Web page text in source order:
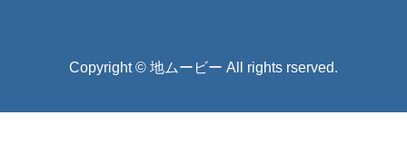
Copyright © 地ムービー All rights rserved.